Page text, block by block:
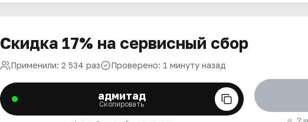
Скидка 17% на сервисный сбор
Применили: 2 534 раз Проверено: 1 минуту назад
адмитад
Скопировать